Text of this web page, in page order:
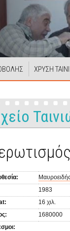
ΧΡΥΣΗ
1983
16 χιλ.
1680000